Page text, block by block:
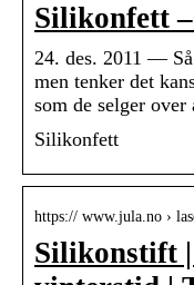
Silikonfett
24. des. 2011 —
men tenker det
som de selger
Silikonfett
https:// www.jula.no ›
Silikonstift